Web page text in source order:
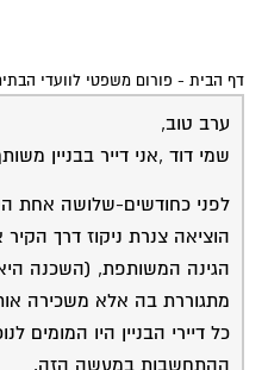
דף הבית - פורום משפטי לוועדי
ערב טוב,
שמי דוד ,אני דייר בבניין
לפני כחודשים-שלושה אחת
הוציאה צנרת ניקוז דרך הקיר
הגינה המשותפת, (השכנה
מתגוררת בה אלא משכירה
כל דיירי הבניין היו המומים